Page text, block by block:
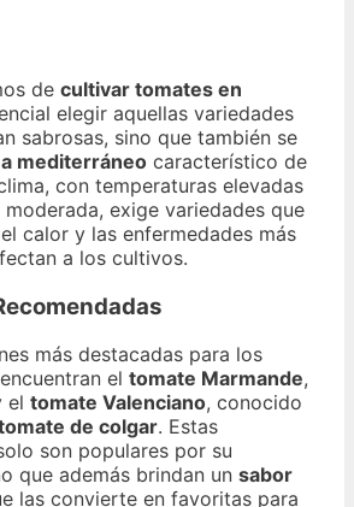
de cultivar tomates en
elegir aquellas variedades
sabrosas, sino que también se
mediterráneo característico de
con temperaturas elevadas
exige variedades que
calor y las enfermedades más
a los cultivos.
más destacadas para los
el tomate Marmande,
el tomate Valenciano, conocido
de colgar. Estas
son populares por su
que además brindan un sabor
las convierte en favoritas para